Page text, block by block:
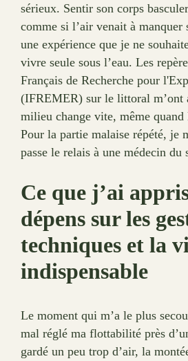
sérieux. Sentir son corps
comme si l’air venait à manquer
une expérience que je ne
vivre seule sous l’eau. Les
Français de Recherche pour
(IFREMER) sur le littoral m’ont
milieu change vite, même
Pour la partie malaise répété, je
passe le relais à une médecin du
Ce que j’ai
dépens sur les
techniques et la
indispensable
Le moment qui m’a le plus
mal réglé ma flottabilité près
gardé un peu trop d’air, la